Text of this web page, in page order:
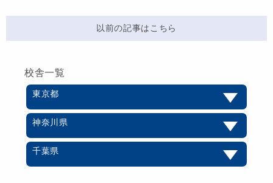
以前の記事はこちら
校舎一覧
東京都
神奈川県
千葉県